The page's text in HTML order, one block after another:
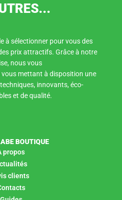
à sélectionner pour vous des
prix attractifs. Grâce à notre
nous vous
mettant à disposition une
innovants, éco-
et de qualité.
BOUTIQUE
propos
clients